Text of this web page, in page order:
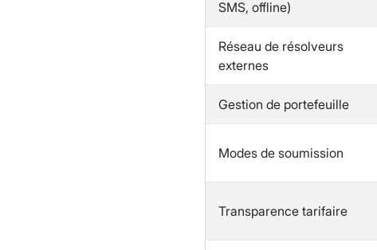
SMS, offline)
Réseau de résolveurs
externes
Gestion de portefeuille
Modes de soumission
Transparence tarifaire